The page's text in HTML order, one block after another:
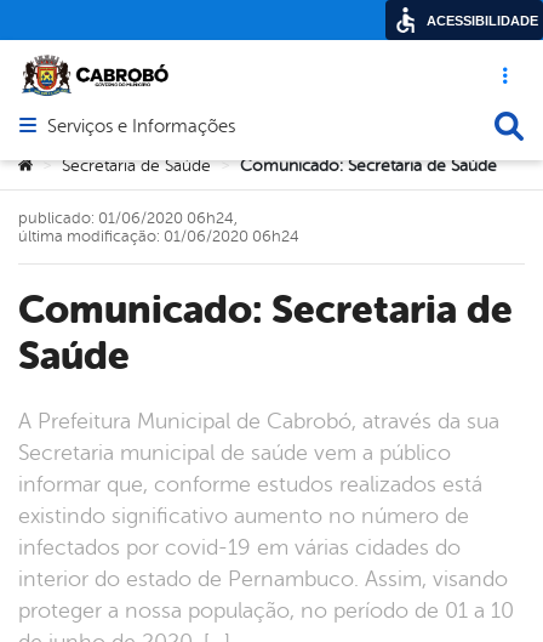
Acesso
Abrir menu principal de navegação
Serviços e Informações
Você está aqui:
> Secretaria de Saúde > Comunicado: Secretaria de Saúde
Comunicado: Secretaria de
Saúde
A Prefeitura Municipal de Cabrobó, através da sua
Secretaria municipal de saúde vem a público
informar que, conforme estudos realizados está
existindo significativo aumento no número de
infectados por covid-19 em várias cidades do
interior do estado de Pernambuco. Assim, visando
proteger a nossa população, no período de 01 a 10
publicado: 01/06/2020 06h24,
última modificação: 01/06/2020 06h24
ACESSIBILIDADE